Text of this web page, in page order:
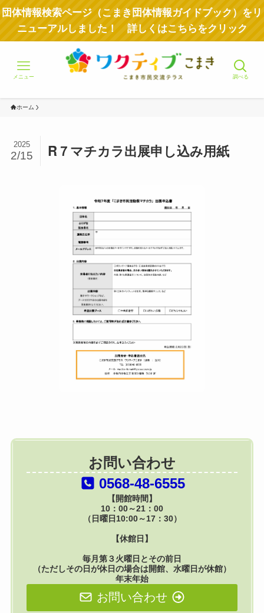
団体情報検索ページ（こまき団体情報ガイドブック）をリ
ニューアルしました！ 詳しくはこちらをクリック
調べる
メニュー
ホーム
R７マチカラ出展申し込み用紙
2025
2/15
お問い合わせ
0568-48-6555
【開館時間】
10：00～21：00
（日曜日10:00～17：30）
【休館日】
毎月第３火曜日とその前日
（ただしその日が休日の場合は開館、水曜日が休館）
年末年始
お問い合わせ